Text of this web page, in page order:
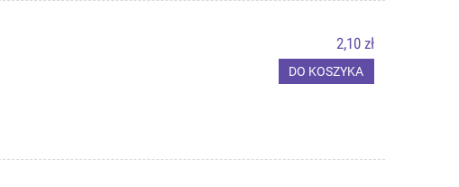
2,10 zł
DO KOSZYKA